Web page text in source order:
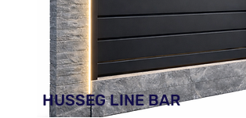
HUSSEG LINE BAR